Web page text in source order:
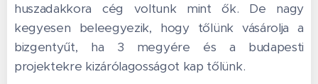
huszadakkora cég voltunk mint ők. De nagy
kegyesen beleegyezik, hogy tőlünk vásárolja a
bizgentyűt, ha 3 megyére és a budapesti
projektekre kizárólagosságot kap tőlünk.